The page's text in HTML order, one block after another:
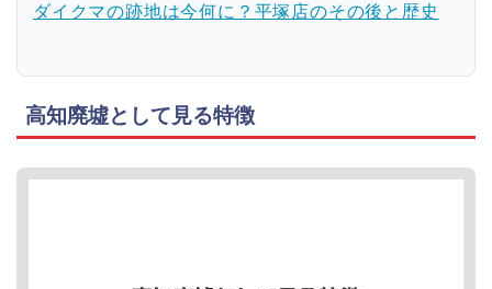
ダイクマの跡地は今何に？平塚店のその後と歴史
高知廃墟として見る特徴